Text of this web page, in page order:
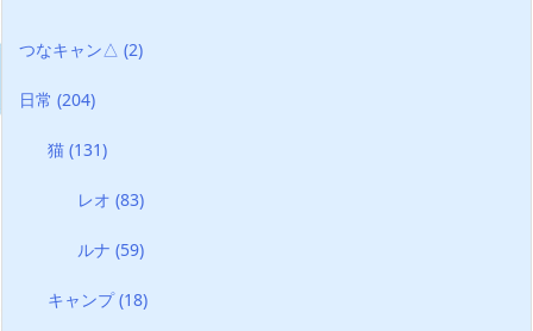
つなキャン△ (2)
日常 (204)
猫(131)
レオ (83)
ルナ (59)
キャンプ(18)